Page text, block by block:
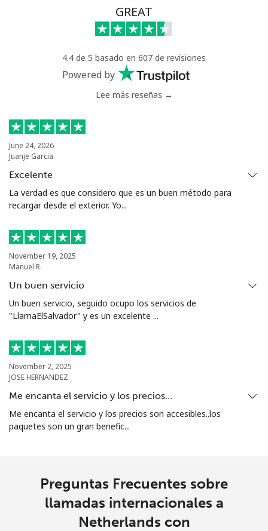
18 min por ⁦$10⁩
20 min por ⁦$10⁩
46 min por ⁦$10⁩
Celular ⁦16.5¢⁩
Niue
All
country
⁦205.9¢⁩ 4 min por ⁦$10⁩
Norfolk Island
All
country
North Korea
All
country
⁦73.9¢⁩
Línea fija ⁦1.5¢⁩ 665 min por ⁦$10⁩
GREAT
4.4 de 5 basado en 607 de revisiones
Powered by
Lee más reseñas →
June 24, 2026
Juanje Garcia
Excelente
La verdad es que considero que es un buen método para
recargar desde el exterior. Yo...
November 19, 2025
Manuel R.
Un buen servicio
Un buen servicio, seguido ocupo los servicios de
"LlamaElSalvador" y es un excelente ...
November 2, 2025
JOSE HERNANDEZ
Me encanta el servicio y los precios…
Me encanta el servicio y los precios son accesibles..los
paquetes son un gran benefic...
Preguntas Frecuentes sobre
llamadas internacionales a
Netherlands con